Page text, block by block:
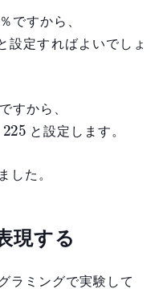
ですから、
設定すればよいでしょ
すから、
と設定します。
した。
現する
ラミングで実験して